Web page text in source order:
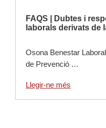
FAQS | Dubtes i
laborals derivats de
Osona Benestar
de Prevenció …
Llegir-ne més